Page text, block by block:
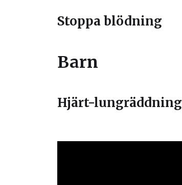
Stoppa blödning
Barn
Hjärt-lungräddning